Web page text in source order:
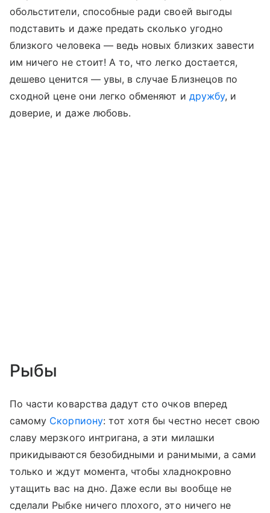
обольстители, способные ради своей выгоды
подставить и даже предать сколько угодно
близкого человека — ведь новых близких завести
им ничего не стоит! А то, что легко достается,
дешево ценится — увы, в случае Близнецов по
сходной цене они легко обменяют и дружбу, и
доверие, и даже любовь.
Рыбы
По части коварства дадут сто очков вперед
самому Скорпиону: тот хотя бы честно несет свою
славу мерзкого интригана, а эти милашки
прикидываются безобидными и ранимыми, а сами
только и ждут момента, чтобы хладнокровно
утащить вас на дно. Даже если вы вообще не
сделали Рыбке ничего плохого, это ничего не